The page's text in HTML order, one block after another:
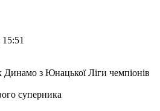
суперника